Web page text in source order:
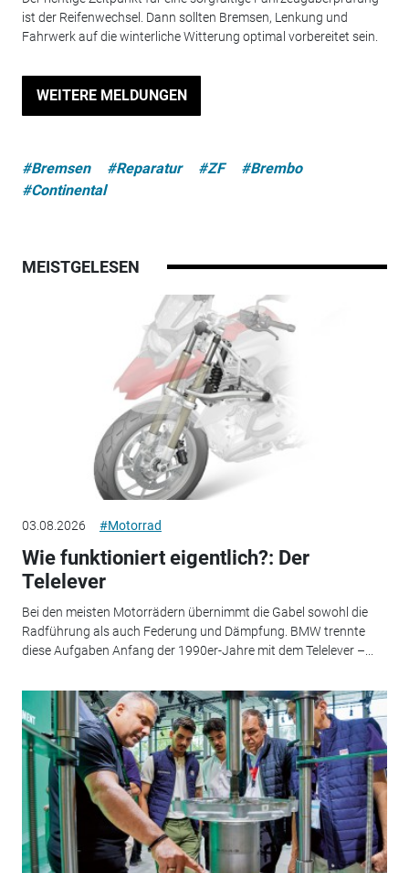
ist der Reifenwechsel. Dann sollten Bremsen, Lenkung und
Fahrwerk auf die winterliche Witterung optimal vorbereitet sein.
WEITERE MELDUNGEN
#Bremsen #Reparatur #ZF
#Brembo
#Continental
MEISTGELESEN
03.08.2026 #Motorrad
Wie funktioniert eigentlich?: Der
Telelever
Bei den meisten Motorrädern übernimmt die Gabel sowohl die
Radführung als auch Federung und Dämpfung. BMW trennte
diese Aufgaben Anfang der 1990er-Jahre mit dem Telelever –...